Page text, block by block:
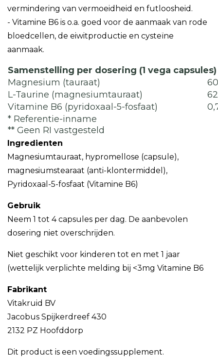
vermindering van vermoeidheid en futloosheid.
- Vitamine B6 is o.a. goed voor de aanmaak van rode
bloedcellen, de eiwitproductie en cysteïne
aanmaak.
Samenstelling per dosering (1 vega capsules)
Magnesium (tauraat)
L-Taurine (magnesiumtauraat)
Vitamine B6 (pyridoxaal-5-fosfaat)
* Referentie-inname
** Geen RI vastgesteld
Ingredienten
Magnesiumtauraat, hypromellose (capsule),
magnesiumstearaat (anti-klontermiddel),
Pyridoxaal-5-fosfaat (Vitamine B6)
Gebruik
Neem 1 tot 4 capsules per dag. De aanbevolen
dosering niet overschrijden.
Niet geschikt voor kinderen tot en met 1 jaar
(wettelijk verplichte melding bij <3mg Vitamine B6
Fabrikant
Vitakruid BV
Jacobus Spijkerdreef 430
2132 PZ Hoofddorp
Dit product is een voedingssupplement.